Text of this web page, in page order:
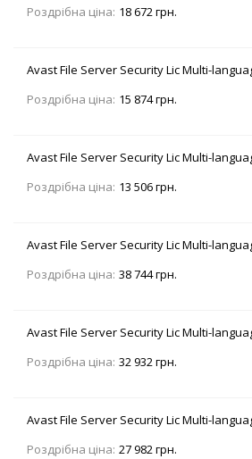
Роздрібна ціна: 18 672 грн.
Avast File Server Security Lic Multi-
Роздрібна ціна: 15 874 грн.
Avast File Server Security Lic Multi-
Роздрібна ціна: 13 506 грн.
Avast File Server Security Lic Multi-
Роздрібна ціна: 38 744 грн.
Avast File Server Security Lic Multi-
Роздрібна ціна: 32 932 грн.
Avast File Server Security Lic Multi-
Роздрібна ціна: 27 982 грн.